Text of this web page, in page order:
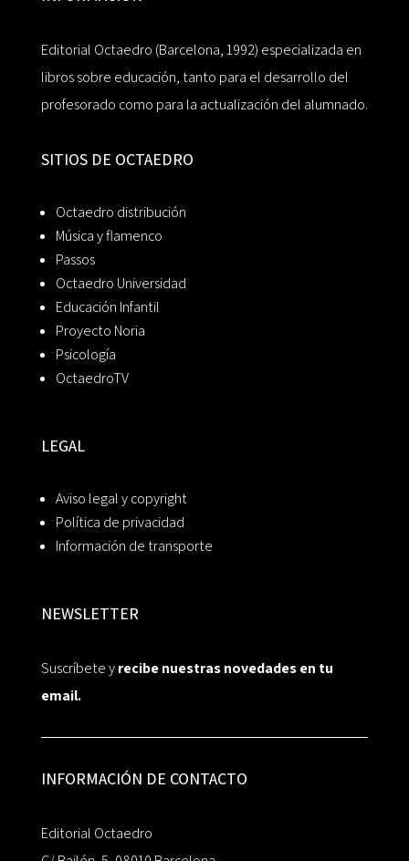
Editorial Octaedro (Barcelona, 1992) especializada en
libros sobre educación, tanto para el desarrollo del
profesorado como para la actualización del alumnado.
SITIOS DE OCTAEDRO
Octaedro distribución
Música y flamenco
Passos
Octaedro Universidad
Educación Infantil
Proyecto Noria
Psicología
OctaedroTV
LEGAL
Aviso legal y copyright
Política de privacidad
Información de transporte
NEWSLETTER
Suscríbete yrecibe nuestras novedades en tu
email.
INFORMACIÓN DE CONTACTO
Editorial Octaedro